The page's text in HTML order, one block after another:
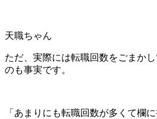
天職ちゃん
ただ、実際には転職回数をごまか
のも事実です。
「あまりにも転職回数が多くて欄